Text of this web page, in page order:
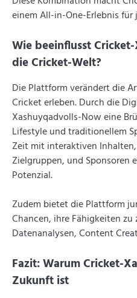
einem All-in-One-Erlebnis
Wie beeinflusst
die Cricket-Welt?
Die Plattform verändert die
Cricket erleben. Durch die
Xashuyqadvolls-Now eine
Lifestyle und traditionellem
Zeit mit interaktiven
Zielgruppen, und Sponsoren
Potenzial.
Zudem bietet die Plattform
Chancen, ihre Fähigkeiten zu
Datenanalysen, Content
Fazit: Warum Cricket-
Zukunft ist